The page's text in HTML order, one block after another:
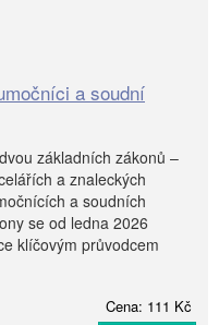
a soudní
základních zákonů –
a znaleckých
a soudních
se od ledna 2026
klíčovým průvodcem
Cena: 111 Kč